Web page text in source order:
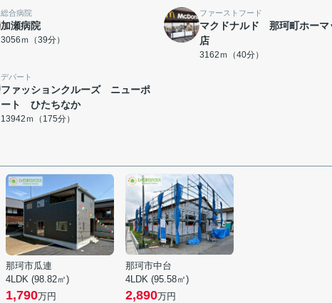
総合病院
加瀬病院
3056ｍ（39分）
ファーストフード
マクドナルド 那珂町ホーマ
店
3162ｍ（40分）
デパート
ファッションクルーズ ニューポ
ート ひたちなか
13942ｍ（175分）
那珂市瓜連
4LDK (98.82㎡)
1,790万円
那珂市中台
4LDK (95.58㎡)
2,890万円